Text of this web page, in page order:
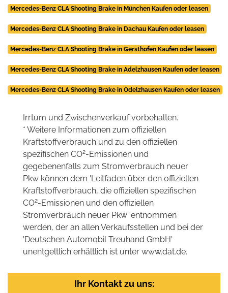
Mercedes-Benz CLA Shooting Brake in München Kaufen oder leasen
Mercedes-Benz CLA Shooting Brake in Dachau Kaufen oder leasen
Mercedes-Benz CLA Shooting Brake in Gersthofen Kaufen oder leasen
Mercedes-Benz CLA Shooting Brake in Adelzhausen Kaufen oder leasen
Mercedes-Benz CLA Shooting Brake in Odelzhausen Kaufen oder leasen
Irrtum und Zwischenverkauf vorbehalten.
* Weitere Informationen zum offiziellen
Kraftstoffverbrauch und zu den offiziellen
spezifischen CO2-Emissionen und
gegebenenfalls zum Stromverbrauch neuer
Pkw können dem 'Leitfaden über den offiziellen
Kraftstoffverbrauch, die offiziellen spezifischen
CO2-Emissionen und den offiziellen
Stromverbrauch neuer Pkw' entnommen
werden, der an allen Verkaufsstellen und bei der
'Deutschen Automobil Treuhand GmbH'
unentgeltlich erhältlich ist unter www.dat.de.
Ihr Kontakt zu uns: